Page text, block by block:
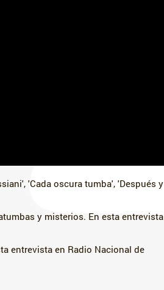
'Cada oscura tumba', 'Después y
y misterios. En esta entrevista
entrevista en Radio Nacional de